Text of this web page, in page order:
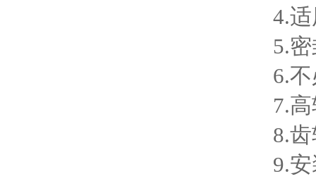
4.适
5.密
6.不
7.高
8.齿轮
9.安